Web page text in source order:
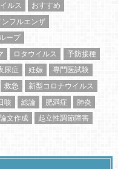
ルス
おすすめ
ンフルエンザ
ープ
ロタウイルス
予防接種
尿症 妊娠
専門医試験
救急
新型コロナウイルス
咳 総論 肥満症
肺炎
論文作成
起立性調節障害